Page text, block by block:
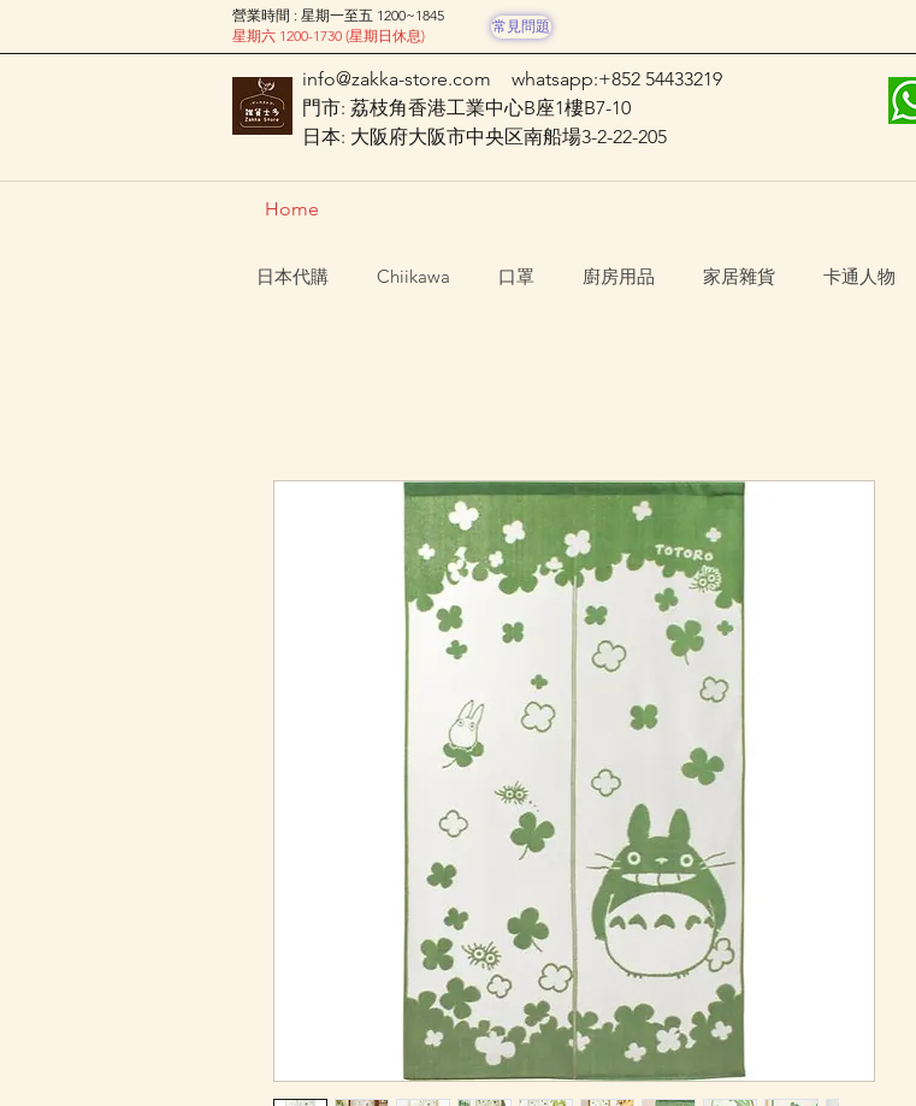
營業時間 : 星期一至五 1200~1845
星期六 1200-1730 (星期日休息)
常見問題
info@zakka-store.com
whatsapp:+852 54433219
門市: 荔枝角香港工業中心B座1樓B7-10
日本: 大阪府大阪市中央区南船場3-2-22-205
Home
日本代購 Chiikawa 口罩 廚房用品 家居雜貨 卡通人物